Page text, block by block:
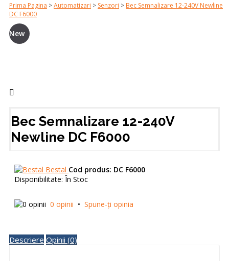
Prima Pagina >Automatizari > Senzori > Bec Semnalizare 12-240V Newline
DC F6000
New
Bec Semnalizare 12-240V
Newline DC F6000
Bestal Cod produs: DC F6000
Disponibilitate: În Stoc
0 opinii • Spune-ţi opinia
Descriere Opinii (0)